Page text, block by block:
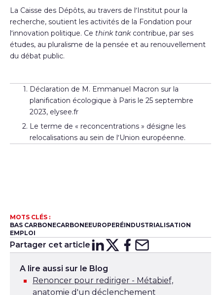
La Caisse des Dépôts, au travers de l’Institut pour la
recherche, soutient les activités de la Fondation pour
l’innovation politique. Ce think tankcontribue, par ses
études, au pluralisme de la pensée et au renouvellement
du débat public.
Déclaration de M. Emmanuel Macron sur la
planification écologique à Paris le 25 septembre
2023, elysee.fr
Le terme de « reconcentrations » désigne les
relocalisations au sein de l’Union européenne.
MOTS CLÉS :
BAS CARBONECARBONEEUROPERÉINDUSTRIALISATION
EMPLOI
Partager cet article Partager sur
Partager surX
Partager
Partager
A lire aussi sur le Blog
Renoncer pour rediriger - Métabief,
anatomie d'un déclenchement